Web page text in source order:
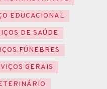
EDUCACIONAL
DE SAÚDE
FÚNEBRES
GERAIS